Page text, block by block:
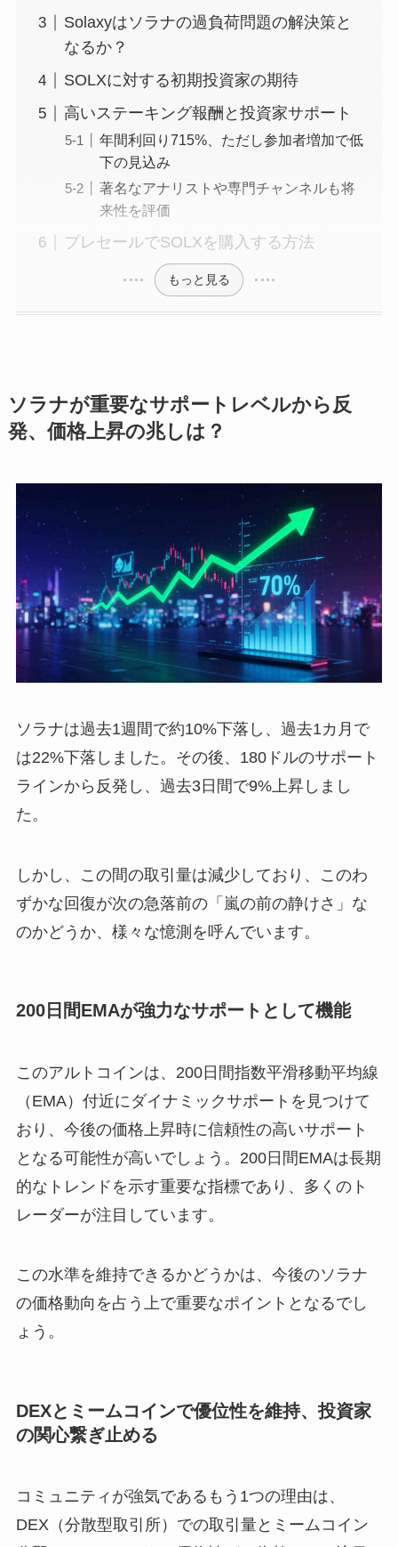
Solaxyはソラナの過負荷問題の解決策と
なるか？
SOLXに対する初期投資家の期待
高いステーキング報酬と投資家サポート
年間利回り715%、ただし参加者増加で低
下の見込み
著名なアナリストや専門チャンネルも将
来性を評価
プレセールでSOLXを購入する方法
もっと見る
ソラナが重要なサポートレベルから反
発、価格上昇の兆しは？
ソラナは過去1週間で約10%下落し、過去1カ月で
は22%下落しました。その後、180ドルのサポート
ラインから反発し、過去3日間で9%上昇しまし
た。
しかし、この間の取引量は減少しており、このわ
ずかな回復が次の急落前の「嵐の前の静けさ」な
のかどうか、様々な憶測を呼んでいます。
200日間EMAが強力なサポートとして機能
このアルトコインは、200日間指数平滑移動平均線
（EMA）付近にダイナミックサポートを見つけて
おり、今後の価格上昇時に信頼性の高いサポート
となる可能性が高いでしょう。200日間EMAは長期
的なトレンドを示す重要な指標であり、多くのト
レーダーが注目しています。
この水準を維持できるかどうかは、今後のソラナ
の価格動向を占う上で重要なポイントとなるでし
ょう。
DEXとミームコインで優位性を維持、投資家
の関心繋ぎ止める
コミュニティが強気であるもう1つの理由は、
DEX（分散型取引所）での取引量とミームコイン